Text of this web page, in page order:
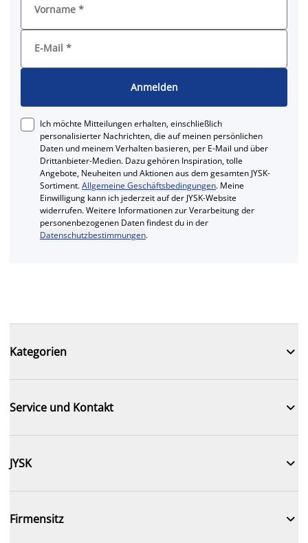
Vorname *
E-Mail *
Anmelden
Ich möchte Mitteilungen erhalten, einschließlich
personalisierter Nachrichten, die auf meinen persönlichen
Daten und meinem Verhalten basieren, per E-Mail und über
Drittanbieter-Medien. Dazu gehören Inspiration, tolle
Angebote, Neuheiten und Aktionen aus dem gesamten JYSK-
Sortiment.Allgemeine Geschäftsbedingungen. Meine
Einwilligung kann ich jederzeit auf der JYSK-Website
widerrufen. Weitere Informationen zur Verarbeitung der
personenbezogenen Daten findest du in der
Datenschutzbestimmungen.
Kategorien 
Service und Kontakt 
JYSK 
Firmensitz 